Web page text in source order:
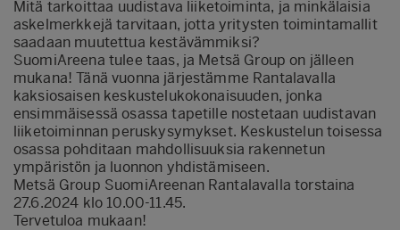
Mitä tarkoittaa uudistava liiketoiminta, ja minkälaisia
askelmerkkejä tarvitaan, jotta yritysten toimintamallit
saadaan muutettua kestävämmiksi?
SuomiAreena tulee taas, ja Metsä Group on jälleen
mukana! Tänä vuonna järjestämme Rantalavalla
kaksiosaisen keskustelukokonaisuuden, jonka
ensimmäisessä osassa tapetille nostetaan uudistavan
liiketoiminnan peruskysymykset. Keskustelun toisessa
osassa pohditaan mahdollisuuksia rakennetun
ympäristön ja luonnon yhdistämiseen.
Metsä Group SuomiAreenan Rantalavalla torstaina
27.6.2024 klo 10.00-11.45.
Tervetuloa mukaan!